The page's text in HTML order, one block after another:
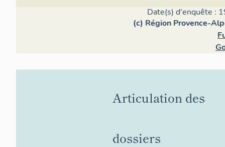
Date(s) d'enquête :
(c) Région Provence-
Articulation des
dossiers